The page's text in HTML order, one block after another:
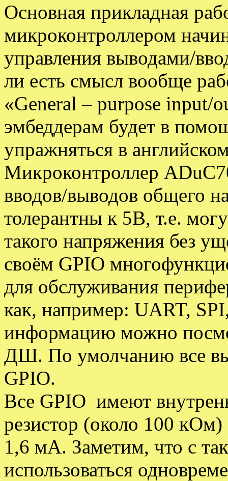
Основная прикладная
микроконтроллером
управления выводами/
ли есть смысл вообще
«General – purpose input/
эмбеддерам будет в
упражняться в
Микроконтроллер
вводов/выводов общего
толерантны к 5В, т.е.
такого напряжения без
своём GPIO
для обслуживания
как, например: UART,
информацию можно
ДШ. По умолчанию все
GPIO.
Все GPIO имеют
резистор (около 100
1,6 мА. Заметим, что с
использоваться